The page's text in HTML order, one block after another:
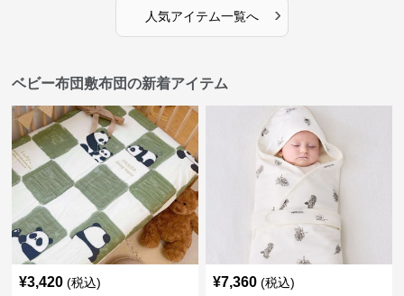
人気アイテム一覧へ ›
ベビー布団敷布団の新着アイテム
¥3,420 (税込) ¥7,360 (税込)